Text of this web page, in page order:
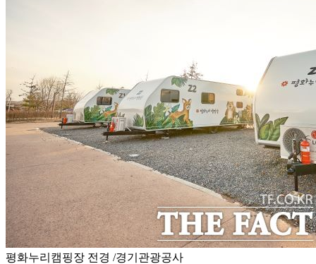
평화누리캠핑장 전경 /경기관광공사